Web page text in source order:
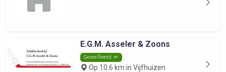
E.G.M. Asseler & Zoons
Geverifieerd
Op 10.6 km in Vijfhuizen